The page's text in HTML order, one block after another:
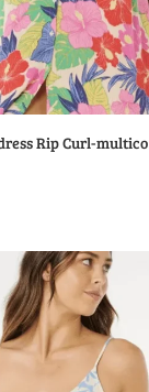
Rip Curl-multico